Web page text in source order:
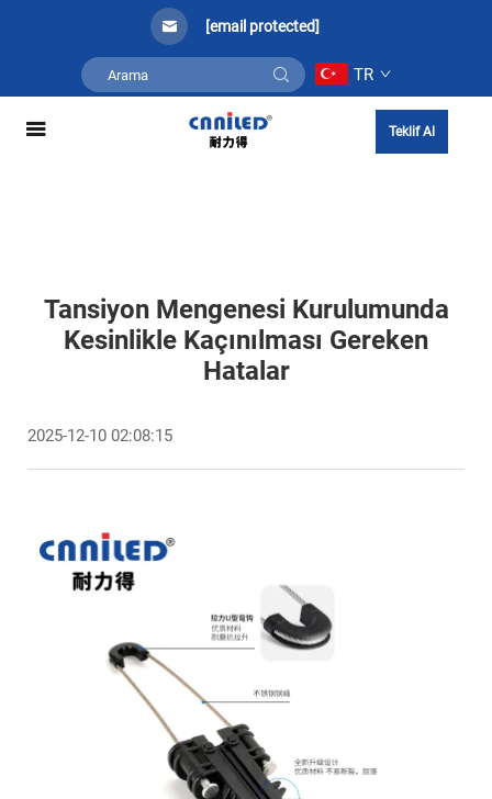
[email protected]
TR
Teklif Al
Tansiyon Mengenesi Kurulumunda
Kesinlikle Kaçınılması Gereken
Hatalar
2025-12-10 02:08:15